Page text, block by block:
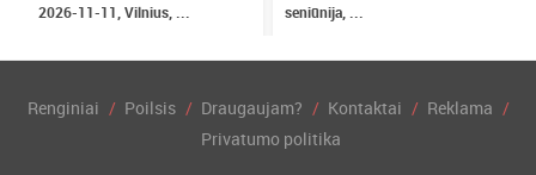
2026-11-11, Vilnius, ...
seniūnija, ...
Renginiai Poilsis Draugaujam? Kontaktai
Reklama
Privatumo politika